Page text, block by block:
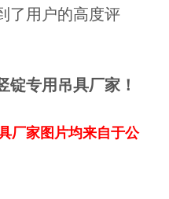
了用户的高度评
锭专用吊具厂家 ！
厂家图片均来自于公